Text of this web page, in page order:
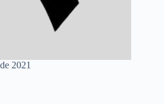
2021